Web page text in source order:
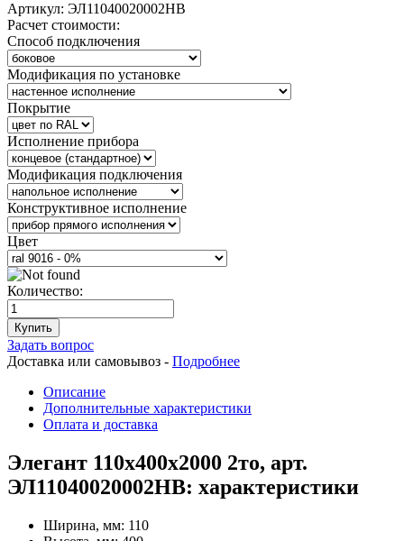
Артикул: ЭЛ11040020002НВ
Расчет стоимости:
Способ подключения
Модификация по установке
Покрытие
Исполнение прибора
Модификация подключения
Конструктивное исполнение
Цвет
Количество:
Купить
Задать вопрос
Доставка или самовывоз - Подробнее
Описание
Дополнительные характеристики
Оплата и доставка
Элегант 110x400x2000 2то, арт.
ЭЛ11040020002НВ: характеристики
Ширина, мм: 110